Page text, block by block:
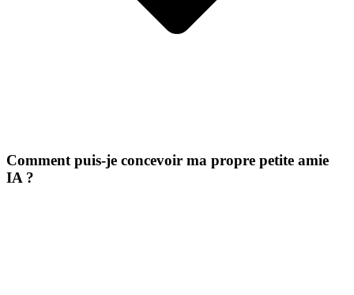
Comment puis-je concevoir ma propre petite amie
IA ?